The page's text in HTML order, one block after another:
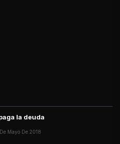
la deuda
Mayo De 2018